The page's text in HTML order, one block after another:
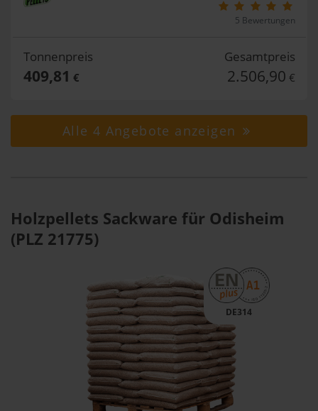
5 Bewertungen
Tonnenpreis
409,81 €
Gesamtpreis
2.506,90 €
Alle 4 Angebote anzeigen
Holzpellets Sackware für Odisheim
(PLZ 21775)
DE314